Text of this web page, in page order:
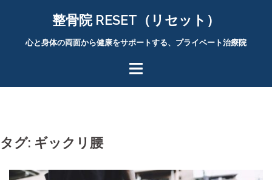
プ
整骨院 RESET（リセット）
心と身体の両面から健康をサポートする、プライベート治療院
タグ: ギックリ腰